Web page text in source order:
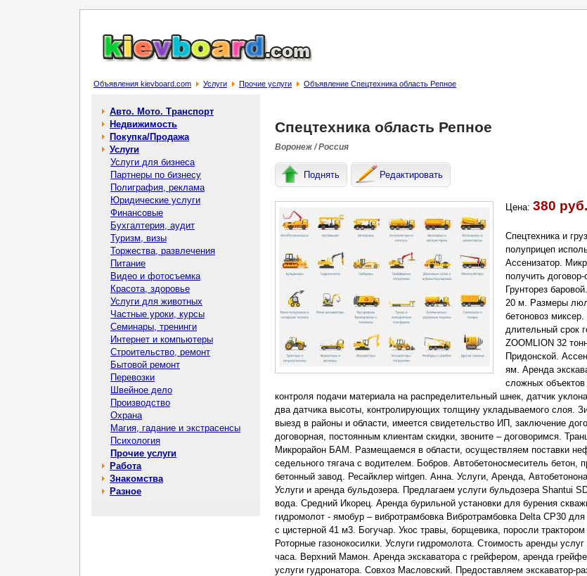
Объявления kievboard.com Услуги Прочие услуги Объявление Спецтехника область Репное
Авто. Мото. Транспорт
Недвижимость
Покупка/Продажа
Услуги
Услуги для бизнеса
Партнеры по бизнесу
Полиграфия, реклама
Юридические услуги
Финансовые
Бухгалтерия, аудит
Туризм, визы
Торжества, развлечения
Питание
Видео и фотосъемка
Красота, здоровье
Услуги для животных
Частные уроки, курсы
Семинары, тренинги
Интернет и компьютеры
Строительство, ремонт
Бытовой ремонт
Перевозки
Швейное дело
Производство
Охрана
Магия, гадание и экстрасенсы
Психология
Прочие услуги
Работа
Знакомства
Разное
Спецтехника область Репное
Воронеж / Россия
Поднять Редактировать
Цена: 380 руб.
Спецтехника и
полуприцеп
Ассенизатор.
получить
Грунторез
20 м. Размеры
бетоновоз
длительный срок
ZOOMLION 32
Придонской.
ям. Аренда
сложных
контроля подачи материала на распределительный шнек, датчик
два датчика высоты, контролирующих толщину укладываемого слоя.
выезд в районы и области, имеется свидетельство ИП, заключение
договорная, постоянным клиентам скидки, звоните – договоримся.
Микрорайон БАМ. Размещаемся в области, осуществляем поставки
седельного тягача с водителем. Бобров. Автобетоносмеситель бетон,
бетонный завод. Ресайклер wirtgen. Анна. Услуги, Аренда,
Услуги и аренда бульдозера. Предлагаем услуги бульдозера Shantui
вода. Средний Икорец. Аренда бурильной установки для бурения
гидромолот - ямобур – вибротрамбовка Вибротрамбовка Delta CP30
с цистерной 41 м3. Богучар. Укос травы, борщевика, поросли
Роторные газонокосилки. Услуги гидромолота. Стоимость аренды
часа. Верхний Мамон. Аренда экскаватора с грейфером, аренда
услуги гудронатора. Совхоз Масловский. Предоставляем экскаватор-